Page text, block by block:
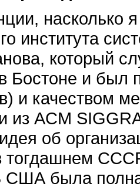
насколько
института
который
Бостоне и
и качеством
из ACM
об
США была